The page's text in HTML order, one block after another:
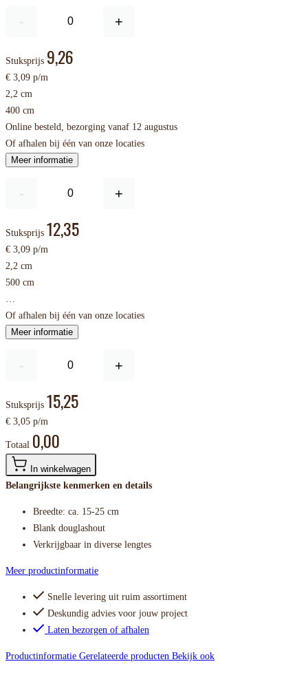
- +
Stuksprijs 9,26
€ 3,09 p/m
2,2 cm
400 cm
Online besteld, bezorging vanaf 12 augustus
Of afhalen bij één van onze locaties
Meer informatie
- +
Stuksprijs 12,35
€ 3,09 p/m
2,2 cm
500 cm
…
Of afhalen bij één van onze locaties
Meer informatie
- +
Stuksprijs 15,25
€ 3,05 p/m
Totaal 0,00
In winkelwagen
Belangrijkste kenmerken en details
Breedte: ca. 15-25 cm
Blank douglashout
Verkrijgbaar in diverse lengtes
Meer productinformatie
Snelle levering uit ruim assortiment
Deskundig advies voor jouw project
Laten bezorgen of afhalen
Productinformatie Gerelateerde producten Bekijk ook